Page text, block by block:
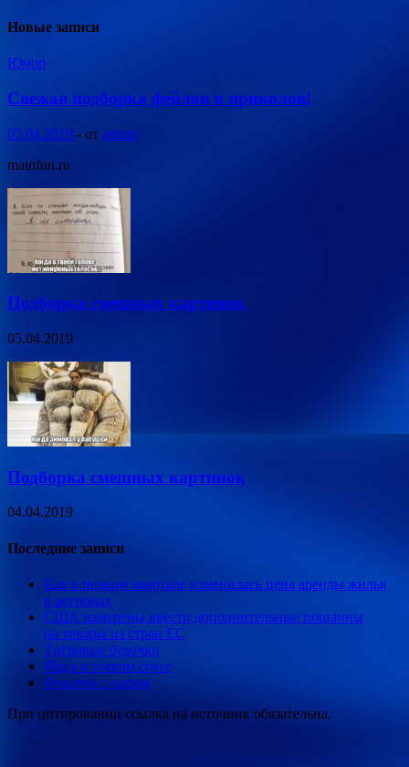
Новые записи
Юмор
Свежая подборка фейлов и приколов!
05.04.2019 - от admin
mainfun.ru
Подборка смешных картинок
05.04.2019
Подборка смешных картинок
04.04.2019
Последние записи
Как в первом квартале изменилась цена аренды жилья
в регионах
США намерены ввести дополнительные пошлины
на товары из стран ЕС
Тигровые булочки
Яйца в соевом соусе
Фокачча с сыром
При цитировании ссылка на источник обязательна.